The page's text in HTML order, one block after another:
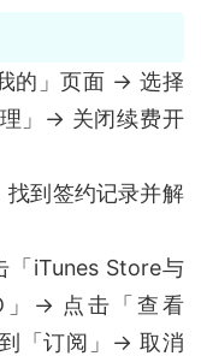
的」页面 → 选择
」→ 关闭续费开
到签约记录并解
iTunes Store与
」→ 点击「查看
「订阅」→ 取消